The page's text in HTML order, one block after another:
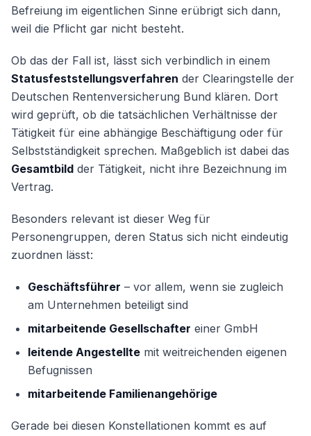
Befreiung im eigentlichen Sinne erübrigt sich dann,
weil die Pflicht gar nicht besteht.
Ob das der Fall ist, lässt sich verbindlich in einem
Statusfeststellungsverfahren der Clearingstelle der
Deutschen Rentenversicherung Bund klären. Dort
wird geprüft, ob die tatsächlichen Verhältnisse der
Tätigkeit für eine abhängige Beschäftigung oder für
Selbstständigkeit sprechen. Maßgeblich ist dabei das
Gesamtbild der Tätigkeit, nicht ihre Bezeichnung im
Vertrag.
Besonders relevant ist dieser Weg für
Personengruppen, deren Status sich nicht eindeutig
zuordnen lässt:
Geschäftsführer – vor allem, wenn sie zugleich
am Unternehmen beteiligt sind
mitarbeitende Gesellschafter einer GmbH
leitende Angestellte mit weitreichenden eigenen
Befugnissen
mitarbeitende Familienangehörige
Gerade bei diesen Konstellationen kommt es auf